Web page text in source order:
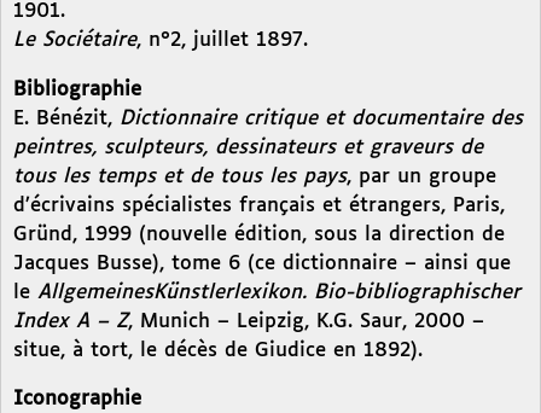
1901.
Le Sociétaire, n°2, juillet 1897.
Bibliographie
E. Bénézit, Dictionnaire critique et documentaire des
peintres, sculpteurs, dessinateurs et graveurs de
tous les temps et de tous les pays, par un groupe
d’écrivains spécialistes français et étrangers, Paris,
Gründ, 1999 (nouvelle édition, sous la direction de
Jacques Busse), tome 6 (ce dictionnaire – ainsi que
le AllgemeinesKünstlerlexikon. Bio-bibliographischer
Index A – Z, Munich – Leipzig, K.G. Saur, 2000 –
situe, à tort, le décès de Giudice en 1892).
Iconographie